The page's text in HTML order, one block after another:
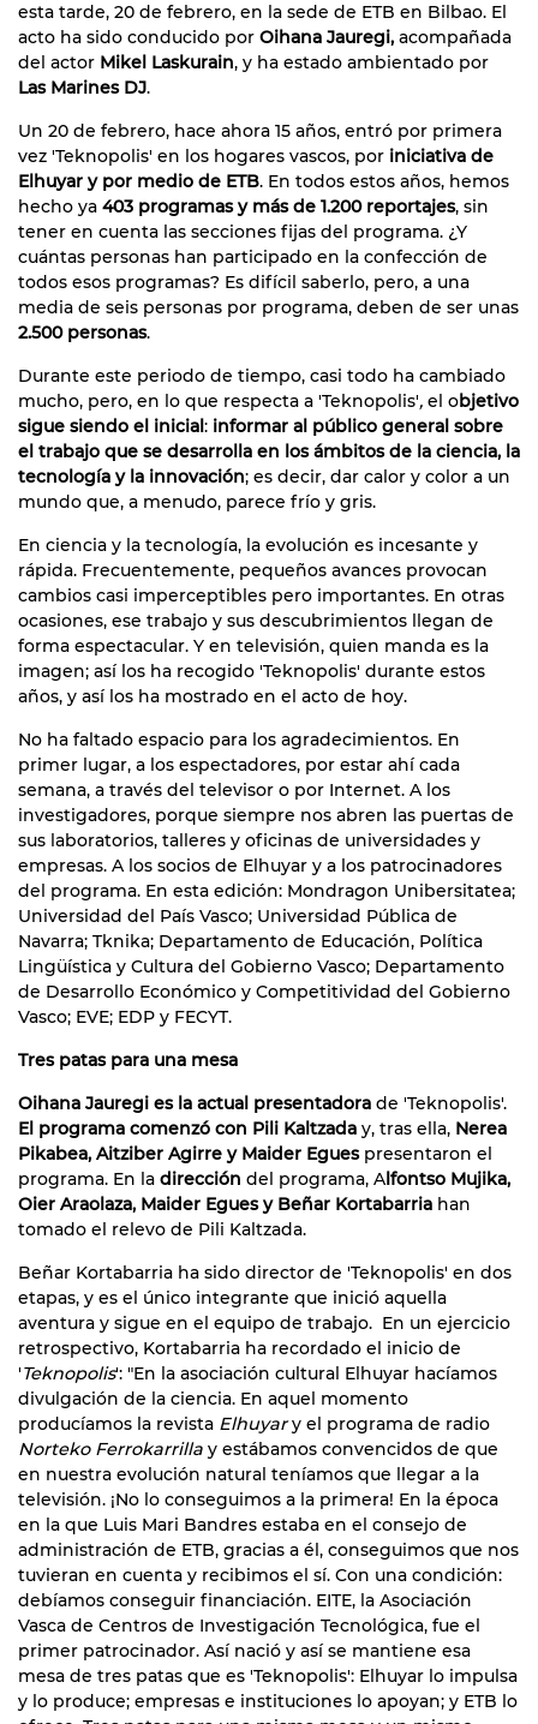
esta tarde, 20 de febrero, en la sede de ETB en Bilbao. El
acto ha sido conducido por Oihana Jauregi, acompañada
del actor Mikel Laskurain, y ha estado ambientado por
Las Marines DJ.
Un 20 de febrero, hace ahora 15 años, entró por primera
vez 'Teknopolis' en los hogares vascos, por iniciativa de
Elhuyar y por medio de ETB. En todos estos años, hemos
hecho ya 403 programas y más de 1.200 reportajes, sin
tener en cuenta las secciones fijas del programa. ¿Y
cuántas personas han participado en la confección de
todos esos programas? Es difícil saberlo, pero, a una
media de seis personas por programa, deben de ser unas
2.500 personas.
Durante este periodo de tiempo, casi todo ha cambiado
mucho, pero, en lo que respecta a 'Teknopolis', el objetivo
sigue siendo el inicial: informar al público general sobre
el trabajo que se desarrolla en los ámbitos de la ciencia, la
tecnología y la innovación; es decir, dar calor y color a un
mundo que, a menudo, parece frío y gris.
En ciencia y la tecnología, la evolución es incesante y
rápida. Frecuentemente, pequeños avances provocan
cambios casi imperceptibles pero importantes. En otras
ocasiones, ese trabajo y sus descubrimientos llegan de
forma espectacular. Y en televisión, quien manda es la
imagen; así los ha recogido 'Teknopolis' durante estos
años, y así los ha mostrado en el acto de hoy.
No ha faltado espacio para los agradecimientos. En
primer lugar, a los espectadores, por estar ahí cada
semana, a través del televisor o por Internet. A los
investigadores, porque siempre nos abren las puertas de
sus laboratorios, talleres y oficinas de universidades y
empresas. A los socios de Elhuyar y a los patrocinadores
del programa. En esta edición: Mondragon Unibersitatea;
Universidad del País Vasco; Universidad Pública de
Navarra; Tknika; Departamento de Educación, Política
Lingüística y Cultura del Gobierno Vasco; Departamento
de Desarrollo Económico y Competitividad del Gobierno
Vasco; EVE; EDP y FECYT.
Tres patas para una mesa
Oihana Jauregi es la actual presentadora de 'Teknopolis'.
El programa comenzó con Pili Kaltzada y, tras ella, Nerea
Pikabea, Aitziber Agirre y Maider Eguespresentaron el
programa. En la dirección del programa, Alfontso Mujika,
Oier Araolaza, Maider Egues y Beñar Kortabarria han
tomado el relevo de Pili Kaltzada.
Beñar Kortabarria ha sido director de 'Teknopolis' en dos
etapas, y es el único integrante que inició aquella
aventura y sigue en el equipo de trabajo. En un ejercicio
retrospectivo, Kortabarria ha recordado el inicio de
'Teknopolis': "En la asociación cultural Elhuyar hacíamos
divulgación de la ciencia. En aquel momento
producíamos la revista Elhuyary el programa de radio
Norteko Ferrokarrilla y estábamos convencidos de que
en nuestra evolución natural teníamos que llegar a la
televisión. ¡No lo conseguimos a la primera! En la época
en la que Luis Mari Bandres estaba en el consejo de
administración de ETB, gracias a él, conseguimos que nos
tuvieran en cuenta y recibimos el sí. Con una condición:
debíamos conseguir financiación. EITE, la Asociación
Vasca de Centros de Investigación Tecnológica, fue el
primer patrocinador. Así nació y así se mantiene esa
mesa de tres patas que es 'Teknopolis': Elhuyar lo impulsa
y lo produce; empresas e instituciones lo apoyan; y ETB lo